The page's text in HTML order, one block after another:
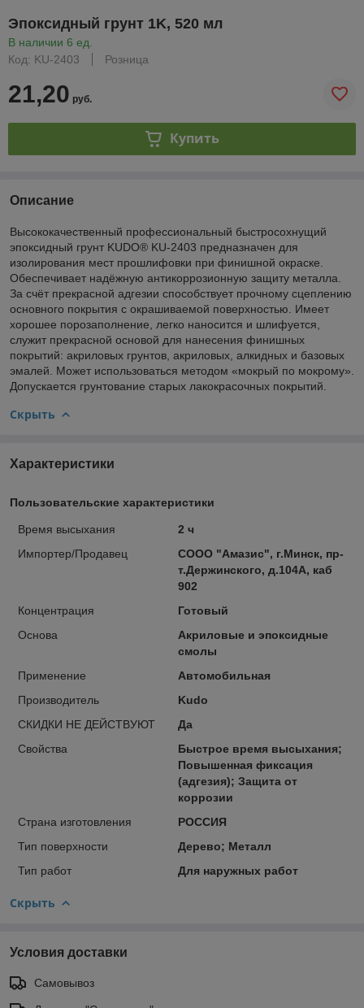
Эпоксидный грунт 1K, 520 мл
В наличии 6 ед.
Код: KU-2403
Розница
21,20 руб.
Купить
Описание
Высококачественный профессиональный быстросохнущий
эпоксидный грунт KUDO® KU-2403 предназначен для
изолирования мест прошлифовки при финишной окраске.
Обеспечивает надёжную антикоррозионную защиту металла.
За счёт прекрасной адгезии способствует прочному сцеплению
основного покрытия с окрашиваемой поверхностью. Имеет
хорошее порозаполнение, легко наносится и шлифуется,
служит прекрасной основой для нанесения финишных
покрытий: акриловых грунтов, акриловых, алкидных и базовых
эмалей. Может использоваться методом «мокрый по мокрому».
Допускается грунтование старых лакокрасочных покрытий.
Скрыть
Характеристики
Пользовательские характеристики
Время высыхания
2 ч
Импортер/Продавец
СООО "Амазис", г.Минск, пр-
т.Держинского, д.104А, каб
902
Концентрация
Готовый
Основа
Акриловые и эпоксидные
смолы
Применение
Автомобильная
Производитель
Kudo
СКИДКИ НЕ ДЕЙСТВУЮТ
Да
Свойства
Быстрое время высыхания;
Повышенная фиксация
(адгезия); Защита от
коррозии
Страна изготовления
РОССИЯ
Тип поверхности
Дерево; Металл
Тип работ
Для наружных работ
Скрыть
Условия доставки
Самовывоз